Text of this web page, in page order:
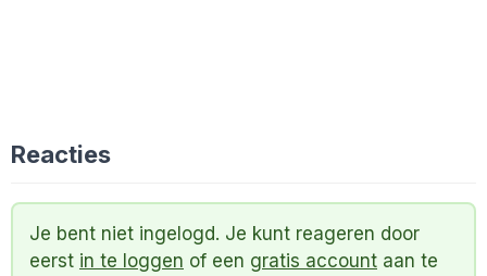
Reacties
Je bent niet ingelogd. Je kunt reageren door
eerst in te loggen of een gratis account aan te